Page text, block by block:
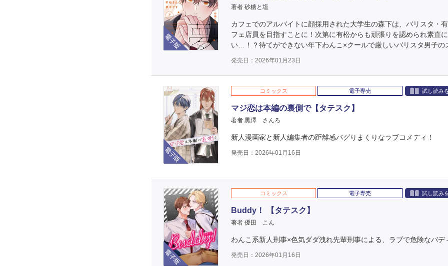
電子版
著者 砂糖と塩
カフェでのアルバイトに顔採用された大学生の森下は、バリスタ・
フェ店員を目指すことに！次第に有松からも頑張りを認められ素直
い…！？待てができない年下わんこ×クールで厳しいバリスタ男子の
発売日：2026年01月23日
電子版
コミックス 電子専売 試し読み
マジ恋は本編の裏側で【タテスク】
著者 黒澤 さんろ
新人漫画家と新人編集者の距離感バグりまくりなラブコメディ！
発売日：2026年01月16日
電子版
コミックス 電子専売 試し読み
Buddy！ 【タテスク】
著者 優田 こん
わんこ系新人刑事×色気ダダ洩れ先輩刑事による、ラブで危険なバデ
発売日：2026年01月16日